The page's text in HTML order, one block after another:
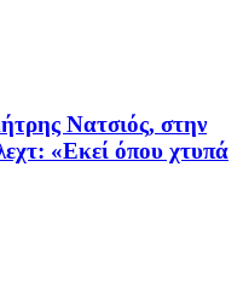
Νατσιός, στην
«Εκεί όπου χτυπά